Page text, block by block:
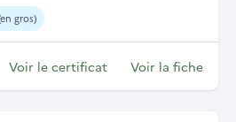
gros)
Voir le certificat Voir la fiche